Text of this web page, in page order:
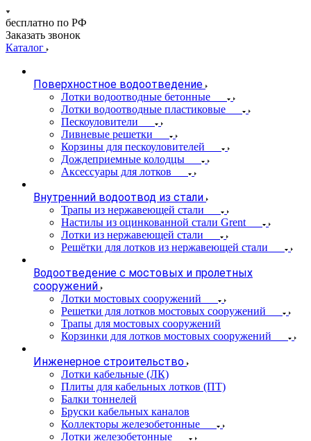
бесплатно по РФ
Заказать звонок
Каталог
Поверхностное водоотведение
Лотки водоотводные бетонные
Лотки водоотводные пластиковые
Пескоуловители
Ливневые решетки
Корзины для пескоуловителей
Дождеприемные колодцы
Аксессуары для лотков
Внутренний водоотвод из стали
Трапы из нержавеющей стали
Настилы из оцинкованной стали Grent
Лотки из нержавеющей стали
Решётки для лотков из нержавеющей стали
Водоотведение с мостовых и пролетных
сооружений
Лотки мостовых сооружений
Решетки для лотков мостовых сооружений
Трапы для мостовых сооружений
Корзинки для лотков мостовых сооружений
Инженерное строительство
Лотки кабельные (ЛК)
Плиты для кабельных лотков (ПТ)
Балки тоннелей
Бруски кабельных каналов
Коллекторы железобетонные
Лотки железобетонные